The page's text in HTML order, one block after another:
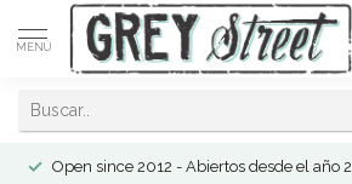
MENÚ
Open since 2012 - Abiertos desde el año